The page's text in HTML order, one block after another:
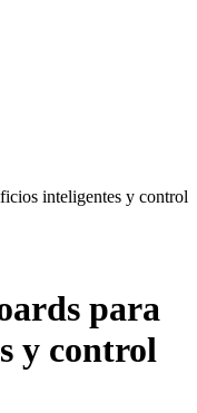
inteligentes y control
para
y control